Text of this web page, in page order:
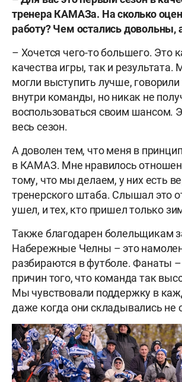
тренера КАМАЗа. На сколько
работу? Чем остались довольны,
– Хочется чего-то большего. Это
качества игры, так и результата.
могли выступить лучше, говорили
внутри команды, но никак не
воспользоваться своим шансом.
весь сезон.
А доволен тем, что меня в
в КАМАЗ. Мне нравилось
тому, что мы делаем, у них есть
тренерского штаба. Слышал это
ушел, и тех, кто пришел только
Также благодарен болельщикам
Набережные Челны – это
разбираются в футболе. Фанаты –
причин того, что команда так
Мы чувствовали поддержку в
даже когда они складывались не